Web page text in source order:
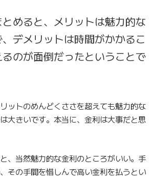
めると、メリットは魅力的な
デメリットは時間がかかるこ
のが面倒だったということで
ットのめんどくささを超えても魅力的な
大きいです。本当に、金利は大事だと思
、当然魅力的な金利のところがいい。手
その手間を惜しんで高い金利を払うとい